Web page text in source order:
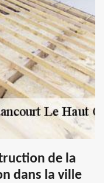
de la
dans la ville